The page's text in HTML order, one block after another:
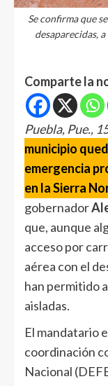
Se confirma que
desaparecidas,
Comparte la
Puebla, Pue.,
municipio
emergencia
en la Sierra
gobernador
que, aunque
acceso por
aérea con el
han permitido
aisladas.
El mandatario
coordinación
Nacional